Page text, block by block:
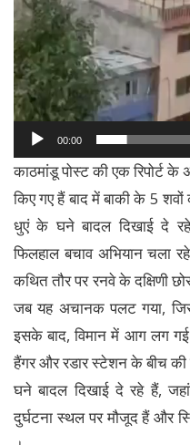
00:00
काठमांडू पोस्ट की एक रिपोर्ट
किए गए हैं बाद में बाकी के 5
धुएं के घने बादल दिखाई दे
फिलहाल बचाव अभियान चला
कथित तौर पर रनवे के दक्षिणी
जब यह अचानक पलट गया,
इसके बाद, विमान में आग लग गई
हैंगर और रडार स्टेशन के बीच
घने बादल दिखाई दे रहे हैं,
दुर्घटना स्थल पर मौजूद हैं और